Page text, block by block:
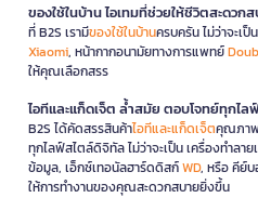
ของใช้ในบ้าน ไอเทมที่ช่วยให้ชีวิตสะดวก
ที่ B2S เรามีของใช้ในบ้านครบครัน ไม่ว่าจะเป็
Xiaomi, หน้ากากอนามัยทางการแพทย์
ให้คุณเลือกสรร
ไอทีและแก็ดเจ็ต ล้ำสมัย ตอบโจทย์ทุกไล
B2S ได้คัดสรรสินค้าไอทีและแก็ดเจ็ตคุณภาพ
ทุกไลฟ์สไตล์ดิจิทัล ไม่ว่าจะเป็น เครื่องทำลาย
ข้อมูล, เอ็กซ์เทอนัลฮาร์ดดิสก์WD, หรือ คีย์บ
ให้การทำงานของคุณสะดวกสบายยิ่งขึ้น